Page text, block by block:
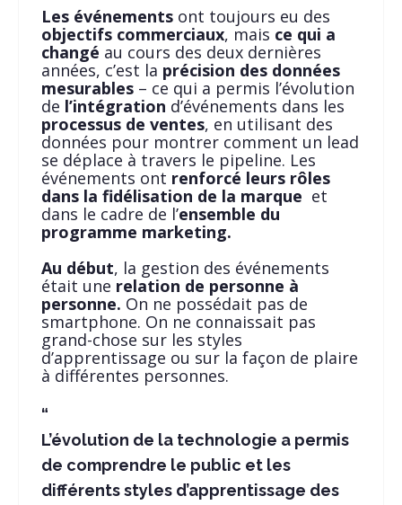
Les événements ont toujours eu des
objectifs commerciaux, mais ce qui a
changé au cours des deux dernières
années, c’est la précision des données
mesurables – ce qui a permis l’évolution
de l’intégration d’événements dans les
processus de ventes, en utilisant des
données pour montrer comment un lead
se déplace à travers le pipeline. Les
événements ont renforcé leurs rôles
dans la fidélisation de la marque et
dans le cadre de l’ensemble du
programme marketing.
Au début, la gestion des événements
était une relation de personne à
personne. On ne possédait pas de
smartphone. On ne connaissait pas
grand-chose sur les styles
d’apprentissage ou sur la façon de plaire
à différentes personnes.
L’évolution de la technologie a permis
de comprendre le public et les
différents styles d’apprentissage des